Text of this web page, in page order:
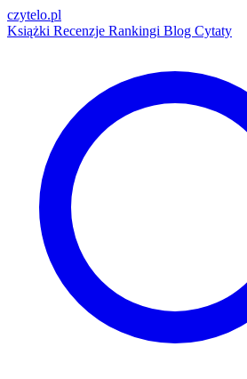
czytelo.pl
Książki Recenzje Rankingi Blog Cytaty